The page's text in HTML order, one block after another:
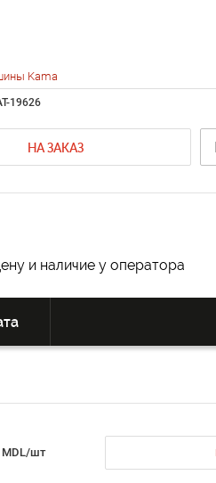
Kama
19626
НА ЗАКАЗ
и наличие у оператора
MDL/шт